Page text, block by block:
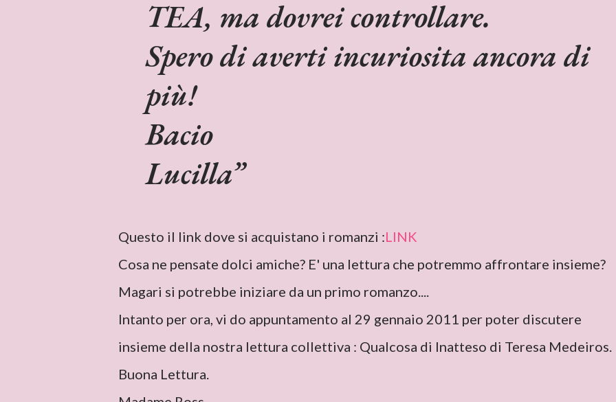
TEA, ma dovrei controllare.
Spero di averti incuriosita ancora di
più!
Bacio
Lucilla
Questo il link dove si acquistano i romanzi :LINK
Cosa ne pensate dolci amiche? E' una lettura che potremmo affrontare insieme?
Magari si potrebbe iniziare da un primo romanzo....
Intanto per ora, vi do appuntamento al 29 gennaio 2011 per poter discutere
insieme della nostra lettura collettiva : Qualcosa di Inatteso di Teresa Medeiros.
Buona Lettura.